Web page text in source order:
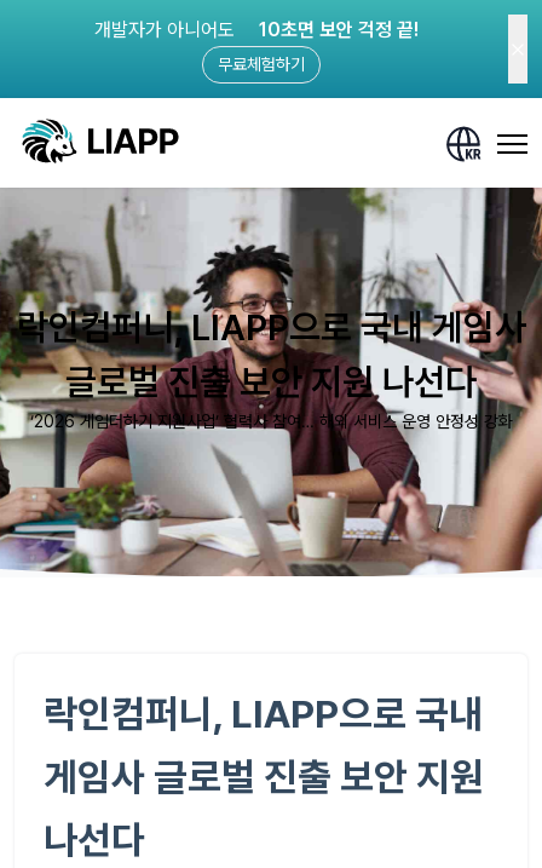
개발자가 아니어도 10초면 보안 걱정 끝!
무료체험하기
락인컴퍼니, LIAPP으로 국내 게임사
글로벌 진출 보안 지원 나선다
‘2026 게임더하기 지원사업’ 협력사 참여… 해외 서비스 운영 안정성 강화
락인컴퍼니 , LIAPP으로 국내
게임사 글로벌 진출 보안 지원
나선다